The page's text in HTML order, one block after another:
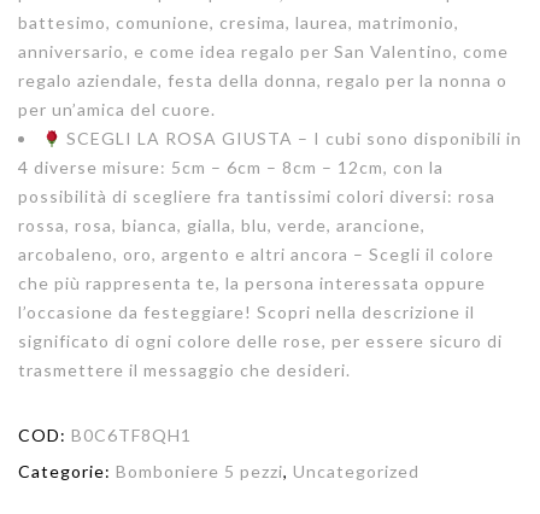
battesimo, comunione, cresima, laurea, matrimonio,
anniversario, e come idea regalo per San Valentino, come
regalo aziendale, festa della donna, regalo per la nonna o
per un’amica del cuore.
SCEGLI LA ROSA GIUSTA – I cubi sono disponibili in
4 diverse misure: 5cm – 6cm – 8cm – 12cm, con la
possibilità di scegliere fra tantissimi colori diversi: rosa
rossa, rosa, bianca, gialla, blu, verde, arancione,
arcobaleno, oro, argento e altri ancora – Scegli il colore
che più rappresenta te, la persona interessata oppure
l’occasione da festeggiare! Scopri nella descrizione il
significato di ogni colore delle rose, per essere sicuro di
trasmettere il messaggio che desideri.
COD: B0C6TF8QH1
Categorie: Bomboniere 5 pezzi, Uncategorized